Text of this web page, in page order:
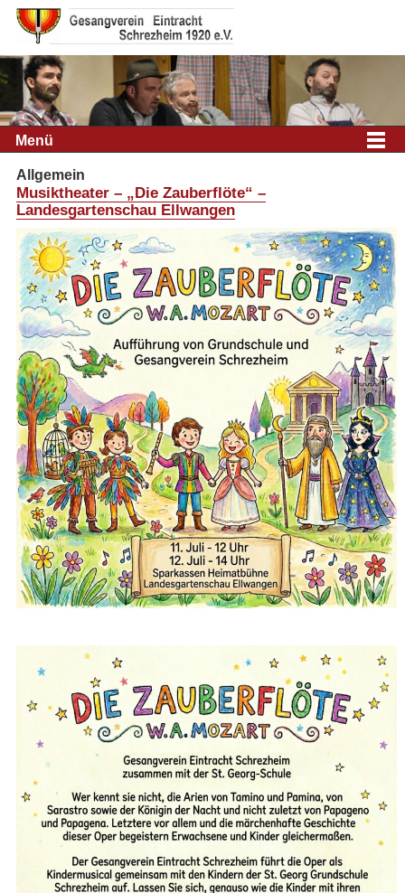
Menü
Allgemein
Musiktheater – „Die Zauberflöte“ –
Landesgartenschau Ellwangen